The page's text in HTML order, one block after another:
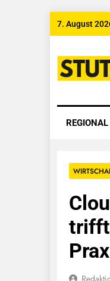
Skip
7. August
REGIONAL
trifft